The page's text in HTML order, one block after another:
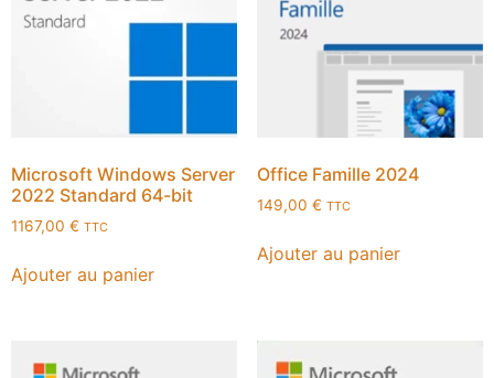
Microsoft Windows Server
2022 Standard 64-bit
1167,00 € TTC
Ajouter au panier
Office Famille 2024
149,00 € TTC
Ajouter au panier